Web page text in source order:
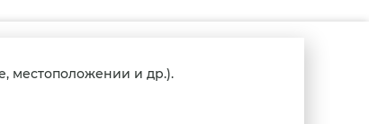
г.
Благовещенск,
местоположении и др.).